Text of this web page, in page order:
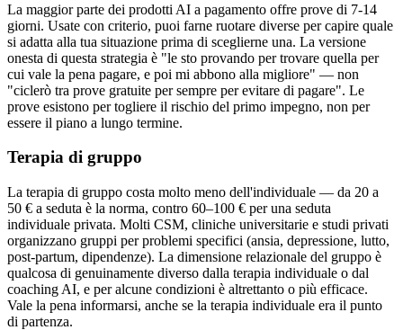
La maggior parte dei prodotti AI a pagamento offre prove di 7-14
giorni. Usate con criterio, puoi farne ruotare diverse per capire quale
si adatta alla tua situazione prima di sceglierne una. La versione
onesta di questa strategia è "le sto provando per trovare quella per
cui vale la pena pagare, e poi mi abbono alla migliore" — non
"ciclerò tra prove gratuite per sempre per evitare di pagare". Le
prove esistono per togliere il rischio del primo impegno, non per
essere il piano a lungo termine.
Terapia di gruppo
La terapia di gruppo costa molto meno dell'individuale — da 20 a
50 € a seduta è la norma, contro 60–100 € per una seduta
individuale privata. Molti CSM, cliniche universitarie e studi privati
organizzano gruppi per problemi specifici (ansia, depressione, lutto,
post-partum, dipendenze). La dimensione relazionale del gruppo è
qualcosa di genuinamente diverso dalla terapia individuale o dal
coaching AI, e per alcune condizioni è altrettanto o più efficace.
Vale la pena informarsi, anche se la terapia individuale era il punto
di partenza.